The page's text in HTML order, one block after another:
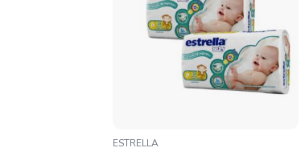
ESTRELLA